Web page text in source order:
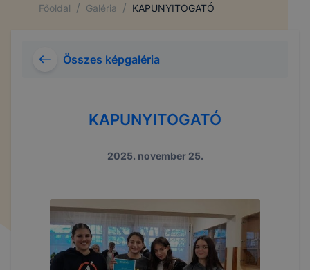
Főoldal / Galéria / KAPUNYITOGATÓ
Összes képgaléria
KAPUNYITOGATÓ
2025. november 25.